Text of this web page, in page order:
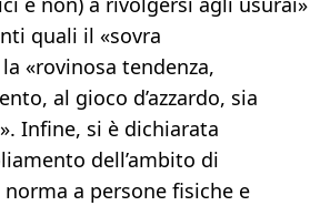
quali il «sovra
«rovinosa tendenza,
al gioco d’azzardo, sia
Infine, si è dichiarata
dell’ambito di
a persone fisiche e